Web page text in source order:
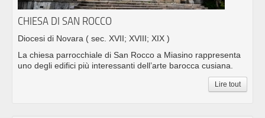
CHIESA DI SAN ROCCO
Diocesi di Novara ( sec. XVII; XVIII; XIX )
La chiesa parrocchiale di San Rocco a Miasino rappresenta
uno degli edifici più interessanti dell’arte barocca cusiana.
Lire tout